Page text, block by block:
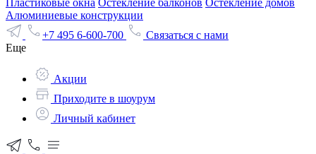
Пластиковые окна Остекление балконов Остекление домов
Алюминиевые конструкции
+7 495 6-600-700
Связаться с нами
Еще
Акции
Приходите в шоурум
Личный кабинет